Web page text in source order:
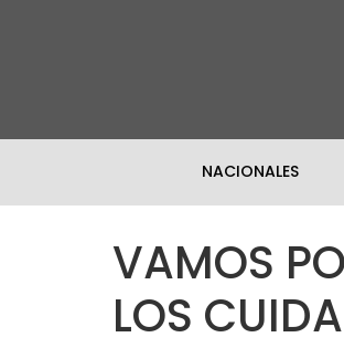
NACIONALES
VAMOS
LOS